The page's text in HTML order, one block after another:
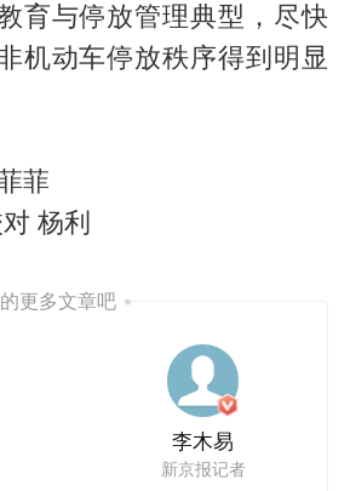
育与停放管理典型，尽快
机动车停放秩序得到明显
菲
杨利
更多文章吧
李木易
新京报记者